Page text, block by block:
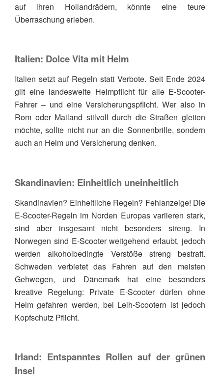
auf ihren Hollandrädern, könnte eine teure
Überraschung erleben.
Italien: Dolce Vita mit Helm
Italien setzt auf Regeln statt Verbote. Seit Ende 2024
gilt eine landesweite Helmpflicht für alle E-Scooter-
Fahrer – und eine Versicherungspflicht. Wer also in
Rom oder Mailand stilvoll durch die Straßen gleiten
möchte, sollte nicht nur an die Sonnenbrille, sondern
auch an Helm und Versicherung denken.
Skandinavien: Einheitlich uneinheitlich
Skandinavien? Einheitliche Regeln? Fehlanzeige! Die
E-Scooter-Regeln im Norden Europas variieren stark,
sind aber insgesamt nicht besonders streng. In
Norwegen sind E-Scooter weitgehend erlaubt, jedoch
werden alkoholbedingte Verstöße streng bestraft.
Schweden verbietet das Fahren auf den meisten
Gehwegen, und Dänemark hat eine besonders
kreative Regelung: Private E-Scooter dürfen ohne
Helm gefahren werden, bei Leih-Scootern ist jedoch
Kopfschutz Pflicht.
Irland: Entspanntes Rollen auf der grünen
Insel